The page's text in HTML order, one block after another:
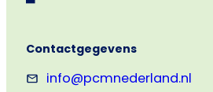
Contactgegevens
info@pcmnederland.nl